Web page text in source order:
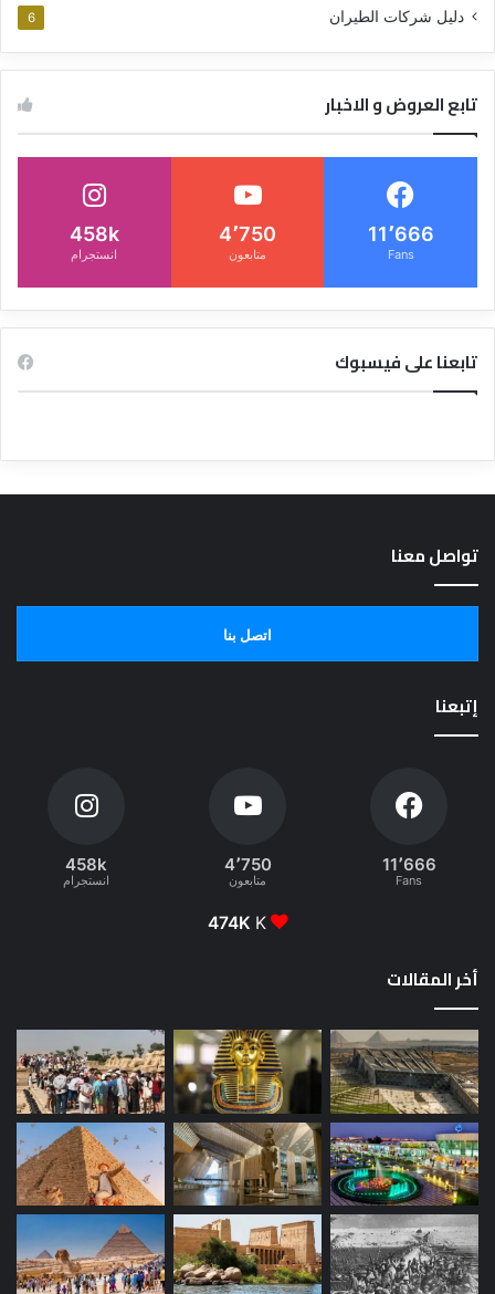
دليل شركات الطيران 6
تابع العروض و الاخبار
11٬666
Fans
4٬750
متابعون
458k
انستجرام
تابعنا على فيسبوك
تواصل معنا
اتصل بنا
إتبعنا
11٬666
Fans
4٬750
متابعون
458k
انستجرام
474K K
أخر المقالات